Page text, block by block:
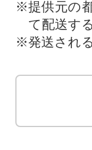
※提供元の
て配送す
※発送され